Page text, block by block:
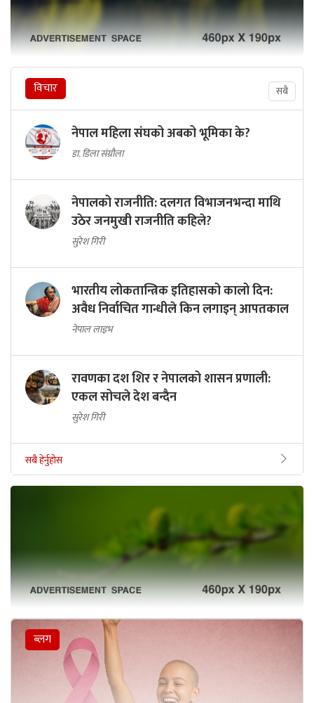
विचार सबै
नेपाल महिला संघको अबको भूमिका के?
डा. डिला संग्रौला
नेपालको राजनीति: दलगत विभाजनभन्दा माथि
उठेर जनमुखी राजनीति कहिले?
सुरेश गिरी
भारतीय लोकतान्त्रिक इतिहासको कालो दिन:
अवैध निर्वाचित गान्धीले किन लगाइन् आपतकाल
नेपाल लाइभ
रावणका दश शिर र नेपालको शासन प्रणाली:
एकल सोचले देश बन्दैन
सुरेश गिरी
सबै हेर्नुहोस
ब्लग